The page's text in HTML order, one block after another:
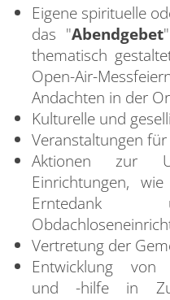
Eigene spirituelle
das "Abendgebet
thematisch
Open-Air-
Andachten in der
Kulturelle und
Veranstaltungen
Aktionen zur
Einrichtungen,
Erntedank
Vertretung der
Entwicklung von
und -hilfe in